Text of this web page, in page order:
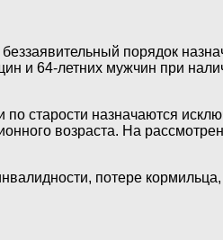
порядок
и 64-летних мужчин при
старости назначаются
возраста. На
потере